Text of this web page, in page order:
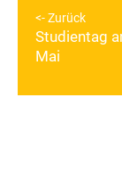
Zurück
Vorheriger
Beitrag:
Studientag
Mai